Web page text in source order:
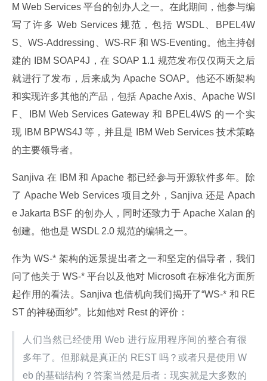
M Web Services 平台的创办人之一。在此期间，他参与编
写了许多 Web Services 规范，包括 WSDL、BPEL4W
S、WS-Addressing、WS-RF 和 WS-Eventing。他主持创
建的 IBM SOAP4J，在 SOAP 1.1 规范发布仅仅两天之后
就进行了发布，后来成为 Apache SOAP。他还不断架构
和实现许多其他的产品，包括 Apache Axis、Apache WSI
F、IBM Web Services Gateway 和 BPEL4WS 的一个实
现 IBM BPWS4J 等，并且是 IBM Web Services 技术策略
的主要领导者。
Sanjiva 在 IBM 和 Apache 都已经参与开源软件多年。除
了 Apache Web Services 项目之外，Sanjiva 还是 Apach
e Jakarta BSF 的创办人，同时还致力于 Apache Xalan 的
创建。他也是 WSDL 2.0 规范的编辑之一。
作为 WS-* 架构的远景提出者之一和坚定的倡导者，我们
问了他关于 WS-* 平台以及他对 Microsoft 在标准化方面所
起作用的看法。Sanjiva 也借机向我们揭开了“WS-* 和 RE
ST 的神秘面纱”。比如他对 Rest 的评价：
人们当然已经使用 Web 进行应用程序间的整合有很
多年了。但那就是真正的 REST 吗？或者只是使用 W
eb 的基础结构？答案当然是后者：现实就是大多数的